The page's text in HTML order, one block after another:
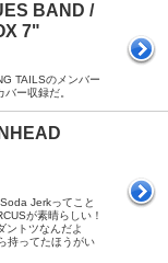
BAND /
7"
TAILSのメンバー
ー収録だ。
Jerkってこと
が素晴らしい！
ントツなんだよ
持ってたほうがい